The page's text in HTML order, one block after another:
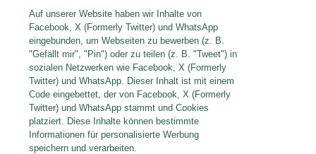
Auf unserer Website haben wir Inhalte von
Facebook, X (Formerly Twitter) und WhatsApp
eingebunden, um Webseiten zu bewerben (z. B.
"Gefällt mir", "Pin") oder zu teilen (z. B. "Tweet") in
sozialen Netzwerken wie Facebook, X (Formerly
Twitter) und WhatsApp. Dieser Inhalt ist mit einem
Code eingebettet, der von Facebook, X (Formerly
Twitter) und WhatsApp stammt und Cookies
platziert. Diese Inhalte können bestimmte
Informationen für personalisierte Werbung
speichern und verarbeiten.